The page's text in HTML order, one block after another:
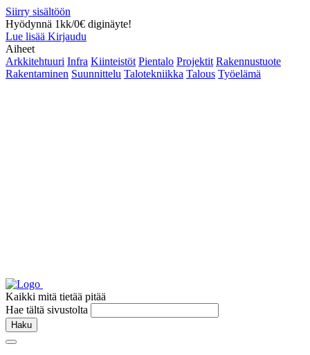
Siirry sisältöön
Hyödynnä 1kk/0€ diginäyte!
Lue lisää Kirjaudu
Aiheet
Arkkitehtuuri Infra Kiinteistöt Pientalo Projektit Rakennustuote
Rakentaminen Suunnittelu Talotekniikka Talous Työelämä
Kaikki mitä tietää pitää
Hae tältä sivustolta
Haku